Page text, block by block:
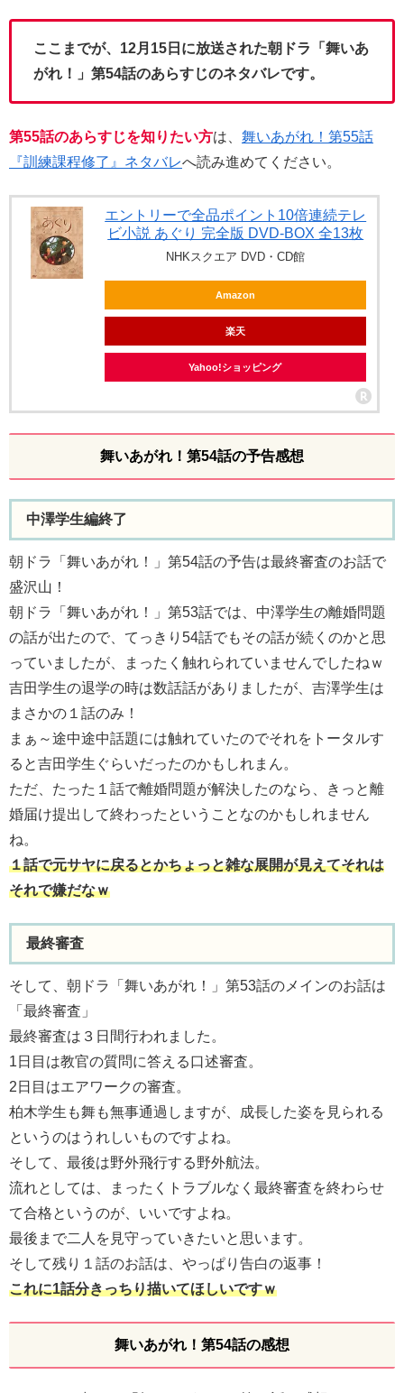
ここまでが、12月15日に放送された朝ドラ「舞いあ
がれ！」第54話のあらすじのネタバレです。
第55話のあらすじを知りたい方は、 舞いあがれ！第55話
『訓練課程修了』ネタバレへ読み進めてください。
エントリーで全品ポイント10倍連続テレ
ビ小説 あぐり 完全版 DVD-BOX 全13枚
NHKスクエア DVD・CD館
Amazon
楽天
Yahoo!ショッピング
舞いあがれ！第54話の予告感想
中澤学生編終了
朝ドラ「舞いあがれ！」第54話の予告は最終審査のお話で
盛沢山！
朝ドラ「舞いあがれ！」第53話では、中澤学生の離婚問題
の話が出たので、てっきり54話でもその話が続くのかと思
っていましたが、まったく触れられていませんでしたねｗ
吉田学生の退学の時は数話話がありましたが、吉澤学生は
まさかの１話のみ！
まぁ～途中途中話題には触れていたのでそれをトータルす
ると吉田学生ぐらいだったのかもしれまん。
ただ、たった１話で離婚問題が解決したのなら、きっと離
婚届け提出して終わったということなのかもしれません
ね。
１話で元サヤに戻るとかちょっと雑な展開が見えてそれは
それで嫌だなｗ
最終審査
そして、朝ドラ「舞いあがれ！」第53話のメインのお話は
「最終審査」
最終審査は３日間行われました。
1日目は教官の質問に答える口述審査。
2日目はエアワークの審査。
柏木学生も舞も無事通過しますが、成長した姿を見られる
というのはうれしいものですよね。
そして、最後は野外飛行する野外航法。
流れとしては、まったくトラブルなく最終審査を終わらせ
て合格というのが、いいですよね。
最後まで二人を見守っていきたいと思います。
そして残り１話のお話は、やっぱり告白の返事！
これに1話分きっちり描いてほしいですｗ
舞いあがれ！第54話の感想